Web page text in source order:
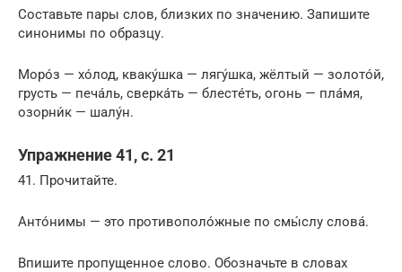
Составьте пары слов, близких по значению. Запишите
синонимы по образцу.
Морóз — хóлод, квакýшка — лягýшка, жёлтый — золотóй,
грусть — печáль, сверкáть — блестéть, огонь — плáмя,
озорни́к — шалýн.
Упражнение 41, с. 21
41. Прочитайте.
Антóнимы — это противополóжные по смы́слу словá.
Впишите пропущенное слово. Обозначьте в словах